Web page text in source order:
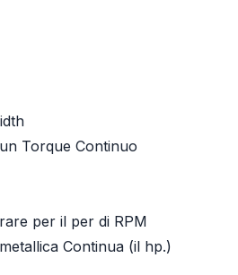
Torque Continuo
per il per di RPM
Continua (il hp.)